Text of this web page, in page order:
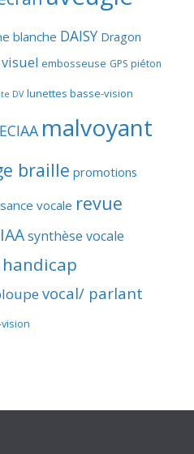
blanche DAISY Dragon
embosseuse GPS piéton
DV lunettes basse-vision
malvoyant
braille promotions
vocale revue
synthèse vocale
vocal/ parlant